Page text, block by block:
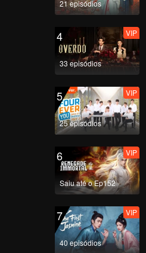
171
173
VIP
175
VIP
177
VIP
179
VIP
21 episódios
4
33 episódios
VIP
5
25 episódios
VIP
6
Saiu até o Ep152
VIP
7
40 episódios
VIP